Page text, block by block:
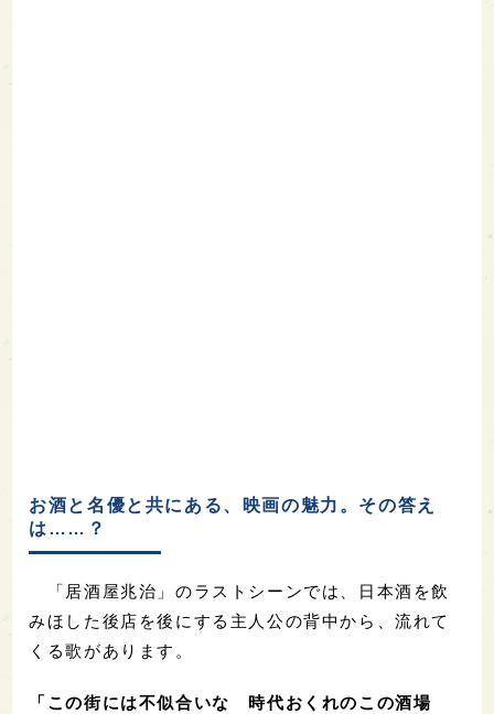
お酒と名優と共にある、映画の魅力。その答え
は……？
「居酒屋兆治」のラストシーンでは、日本酒を飲
みほした後店を後にする主人公の背中から、流れて
くる歌があります。
「この街には不似合いな 時代おくれのこの酒場